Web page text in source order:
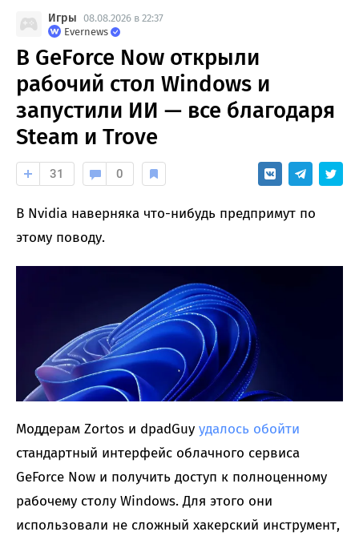
Игры 08.08.2026 в 22:37
Evernews
В GeForce Now открыли
рабочий стол Windows и
запустили ИИ — все благодаря
Steam и Trove
31 0
В Nvidia наверняка что-нибудь предпримут по
этому поводу.
Моддерам Zortos и dpadGuy удалось обойти
стандартный интерфейс облачного сервиса
GeForce Now и получить доступ к полноценному
рабочему столу Windows. Для этого они
использовали не сложный хакерский инструмент,